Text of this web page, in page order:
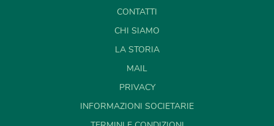
CONTATTI
CHI SIAMO
LA STORIA
MAIL
PRIVACY
INFORMAZIONI SOCIETARIE